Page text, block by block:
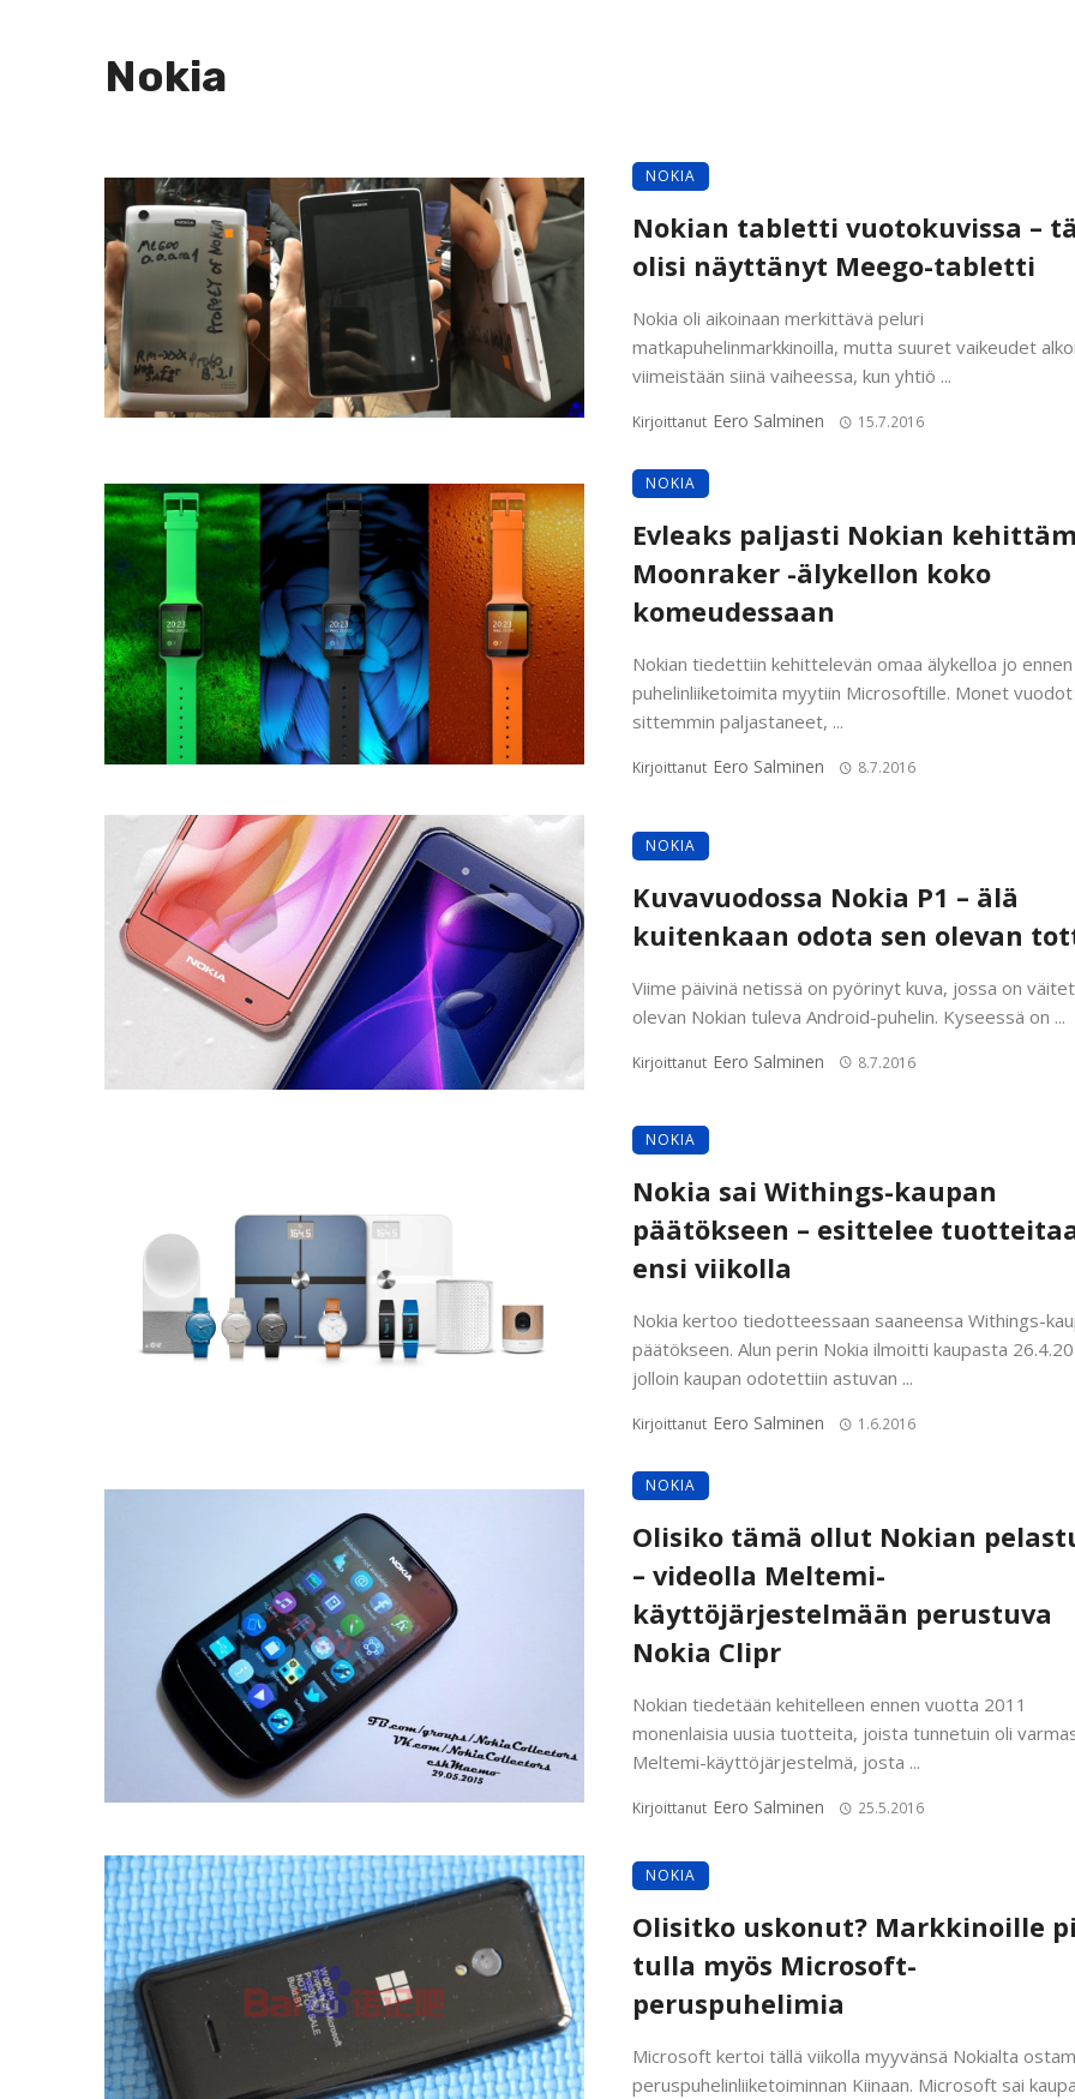
Nokia
NOKIA
Nokian tabletti vuotokuvissa –
olisi näyttänyt Meego-tabletti
Nokia oli aikoinaan merkittävä peluri
matkapuhelinmarkkinoilla, mutta suuret vaikeudet
viimeistään siinä vaiheessa, kun yhtiö ...
Kirjoittanut Eero Salminen 15.7.2016
NOKIA
Evleaks paljasti Nokian
Moonraker -älykellon koko
komeudessaan
Nokian tiedettiin kehittelevän omaa älykelloa jo ennen
puhelinliiketoimita myytiin Microsoftille. Monet
sittemmin paljastaneet, ...
Kirjoittanut Eero Salminen 8.7.2016
NOKIA
Kuvavuodossa Nokia P1 – älä
kuitenkaan odota sen olevan
Viime päivinä netissä on pyörinyt kuva, jossa on
olevan Nokian tuleva Android-puhelin. Kyseessä on ...
Kirjoittanut Eero Salminen 8.7.2016
NOKIA
Nokia sai Withings-kaupan
päätökseen – esittelee
ensi viikolla
Nokia kertoo tiedotteessaan saaneensa Withings-
päätökseen. Alun perin Nokia ilmoitti kaupasta
jolloin kaupan odotettiin astuvan ...
Kirjoittanut Eero Salminen 1.6.2016
NOKIA
Olisiko tämä ollut Nokian
– videolla Meltemi-
käyttöjärjestelmään perustuva
Nokia Clipr
Nokian tiedetään kehitelleen ennen vuotta 2011
monenlaisia uusia tuotteita, joista tunnetuin oli
Meltemi-käyttöjärjestelmä, josta ...
Kirjoittanut Eero Salminen 25.5.2016
NOKIA
Olisitko uskonut? Markkinoille
tulla myös Microsoft-
peruspuhelimia
Microsoft kertoi tällä viikolla myyvänsä Nokialta
peruspuhelinliiketoiminnan Kiinaan. Microsoft sai